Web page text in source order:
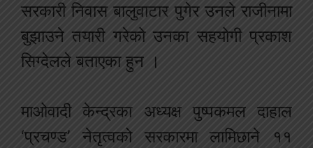
सरकारी निवास बालुवाटार पुगेर उनले राजीनामा
बुझाउने तयारी गरेको उनका सहयोगी प्रकाश
सिग्देलले बताएका हुन ।
माओवादी केन्द्रका अध्यक्ष पुष्पकमल दाहाल
‘प्रचण्ड’ नेतृत्वको सरकारमा लामिछाने ११